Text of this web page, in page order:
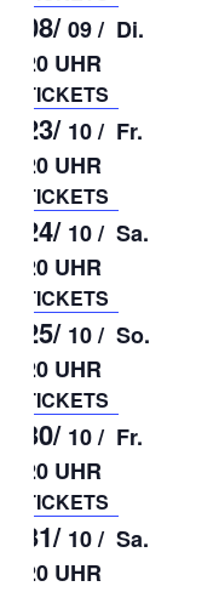
08/09 / Di.
20 UHR
TICKETS
23/ 10 / Fr.
20 UHR
TICKETS
24/ 10 /Sa.
20 UHR
TICKETS
25/ 10 /So.
20 UHR
TICKETS
30/ 10 / Fr.
20 UHR
TICKETS
31/ 10 /Sa.
20 UHR